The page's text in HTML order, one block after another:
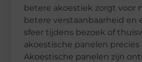
betere akoestiek zorgt voor
betere verstaanbaarheid en
sfeer tijdens bezoek of
akoestische panelen precies
Akoestische panelen zijn